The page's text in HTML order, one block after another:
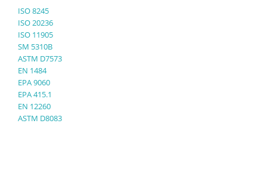
ISO 8245
ISO 20236
ISO 11905
SM 5310B
ASTM D7573
EN 1484
EPA 9060
EPA 415.1
EN 12260
ASTM D8083